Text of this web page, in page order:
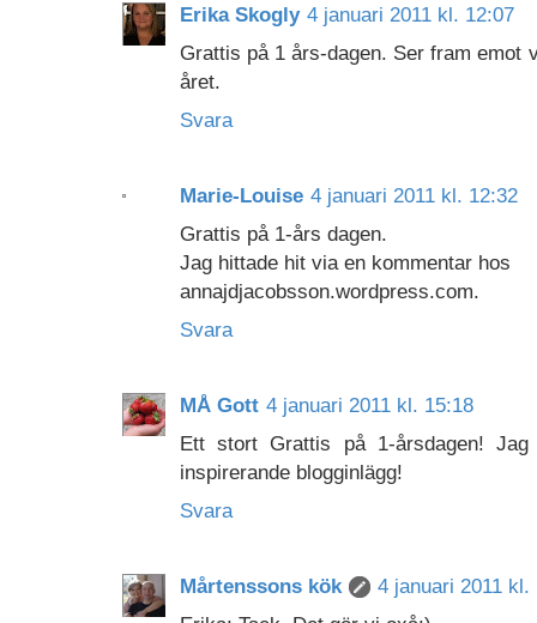
Erika Skogly 4 januari 2011 kl. 12:07
Grattis på 1 års-dagen. Ser fram emot
året.
Svara
Marie-Louise 4 januari 2011 kl. 12:32
Grattis på 1-års dagen.
Jag hittade hit via en kommentar hos
annajdjacobsson.wordpress.com.
Svara
MÅ Gott 4 januari 2011 kl. 15:18
Ett stort Grattis på 1-årsdagen!
inspirerande blogginlägg!
Svara
Mårtenssons kök
4 januari 2011 kl.